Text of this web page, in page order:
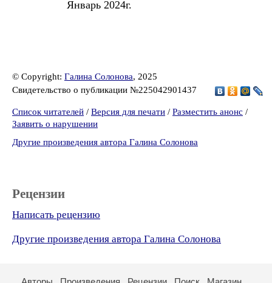
Январь 2024г.
© Copyright: Галина Солонова, 2025
Свидетельство о публикации №225042901437
Список читателей / Версия для печати / Разместить анонс /
Заявить о нарушении
Другие произведения автора Галина Солонова
Рецензии
Написать рецензию
Другие произведения автора Галина Солонова